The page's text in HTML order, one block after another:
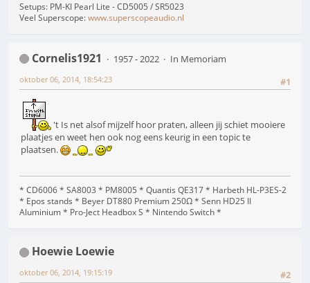
Setups: PM-KI Pearl Lite - CD5005 / SR5023
Veel Superscope:www.superscopeaudio.nl
Cornelis1921 1957 - 2022
In Memoriam
#1
oktober 06, 2014, 18:54:23
't Is net alsof mijzelf hoor praten, alleen jij schiet mooiere
plaatjes en weet hen ook nog eens keurig in een topic te
plaatsen.
* CD6006 * SA8003 * PM8005 * Quantis QE317 * Harbeth HL-P3ES-2
* Epos stands * Beyer DT880 Premium 250Ω * Senn HD25 II
Aluminium * Pro-Ject Headbox S * Nintendo Switch *
Hoewie Loewie
#2
oktober 06, 2014, 19:15:19